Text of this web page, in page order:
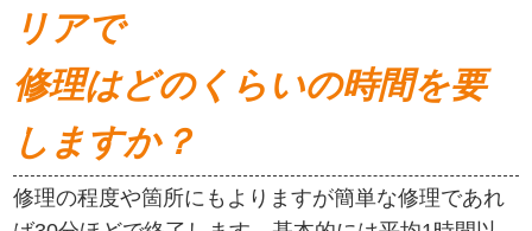
リアで
修理はどのくらいの時間を要
しますか？
修理の程度や箇所にもよりますが簡単な修理であれ